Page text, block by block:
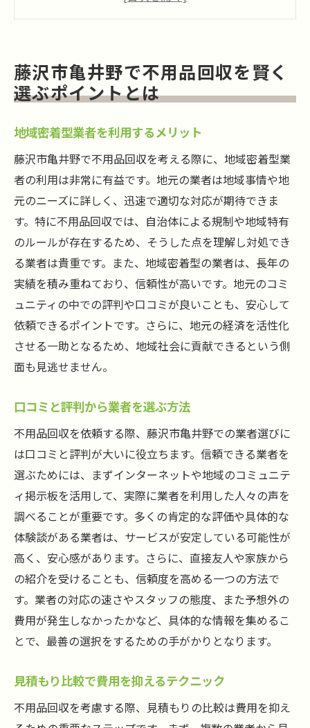
不用品回収のタイミングを見極めるコツ
不要品の種類によって異なる回収方法
地域特有のルールを理解して不用品回収をスム
藤沢市亀井野のゴミ分別ルールとは
自治体指定の処分方法を確認する
地域の季節ごとのルールを把握
近隣住民とのトラブルを避けるための注意
点
地域の専門窓口を利用する方法
地域の不用品回収法の最新情報を得る
信頼できる不用品回収業者を見極めるためのチ
ェックポイント
業者のライセンスと認可の確認
過去の実績と経験を重視する理由
契約内容の透明性を確保する方法
見積の内訳を細かく確認する
追加料金の有無を事前に確認
顧客サポートの質を評価する
自治体の無料回収サービスを活用して費用を抑
えるコツ
藤沢市の無料回収サービスの利用条件
予約方法と申込みの流れ
無料回収サービスで処分できる品目
サービスを利用する際の注意点
その他の無料サービスとの併用方法
藤沢市で不用品回収を依頼する際に注意すべき2
つのポイント
藤沢市亀井野で不用品回収を賢く
選ぶポイントとは
地域密着型業者を利用するメリット
藤沢市亀井野で不用品回収を考える際に、地域密着型業
者の利用は非常に有益です。地元の業者は地域事情や地
元のニーズに詳しく、迅速で適切な対応が期待できま
す。特に不用品回収では、自治体による規制や地域特有
のルールが存在するため、そうした点を理解し対処でき
る業者は貴重です。また、地域密着型の業者は、長年の
実績を積み重ねており、信頼性が高いです。地元のコミ
ュニティの中での評判や口コミが良いことも、安心して
依頼できるポイントです。さらに、地元の経済を活性化
させる一助となるため、地域社会に貢献できるという側
面も見逃せません。
口コミと評判から業者を選ぶ方法
不用品回収を依頼する際、藤沢市亀井野での業者選びに
は口コミと評判が大いに役立ちます。信頼できる業者を
選ぶためには、まずインターネットや地域のコミュニテ
ィ掲示板を活用して、実際に業者を利用した人々の声を
調べることが重要です。多くの肯定的な評価や具体的な
体験談がある業者は、サービスが安定している可能性が
高く、安心感があります。さらに、直接友人や家族から
の紹介を受けることも、信頼度を高める一つの方法で
す。業者の対応の速さやスタッフの態度、また予想外の
費用が発生しなかったかなど、具体的な情報を集めるこ
とで、最善の選択をするための手がかりとなります。
見積もり比較で費用を抑えるテクニック
不用品回収を考慮する際、見積もりの比較は費用を抑え